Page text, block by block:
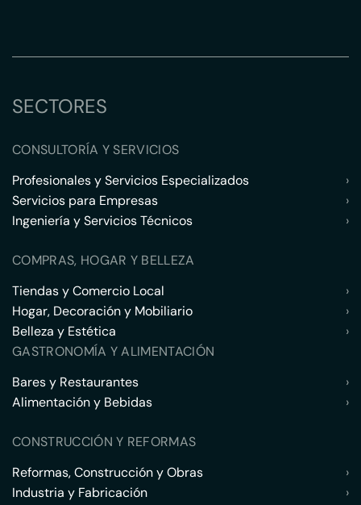
SECTORES
CONSULTORÍA Y SERVICIOS
Profesionales y Servicios Especializados
›
Servicios para Empresas
›
Ingeniería y Servicios Técnicos
›
COMPRAS, HOGAR Y BELLEZA
Tiendas y Comercio Local
›
Hogar, Decoración y Mobiliario
›
Belleza y Estética
›
GASTRONOMÍA Y ALIMENTACIÓN
Bares y Restaurantes
›
Alimentación y Bebidas
›
CONSTRUCCIÓN Y REFORMAS
Reformas, Construcción y Obras
›
Industria y Fabricación
›